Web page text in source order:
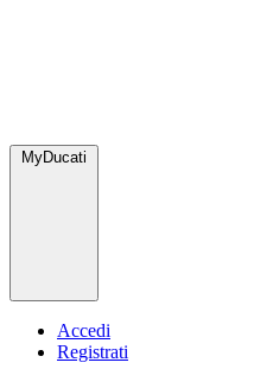
MyDucati
Accedi
Registrati